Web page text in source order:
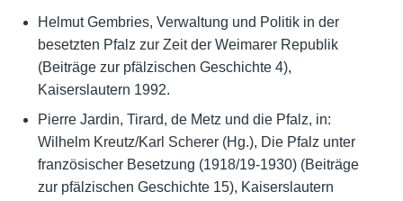
Helmut Gembries, Verwaltung und Politik in der
besetzten Pfalz zur Zeit der Weimarer Republik
(Beiträge zur pfälzischen Geschichte 4),
Kaiserslautern 1992.
Pierre Jardin, Tirard, de Metz und die Pfalz, in:
Wilhelm Kreutz/Karl Scherer (Hg.), Die Pfalz unter
französischer Besetzung (1918/19-1930) (Beiträge
zur pfälzischen Geschichte 15), Kaiserslautern